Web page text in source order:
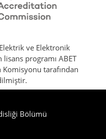
ve Elektronik
programı ABET
tarafından
Bölümü